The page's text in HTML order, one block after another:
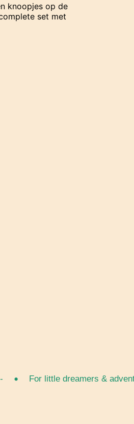
knoopjes op de
set met
For little dreamers &